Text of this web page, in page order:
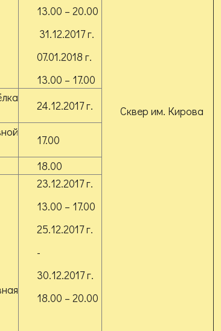
Сквер им. Кирова
13.00 – 20.00
31.12.2017 г.
07.01.2018 г.
13.00 – 17.00
24.12.2017 г.
17.00
18.00
23.12.2017 г.
13.00 – 17.00
25.12.2017 г.
-
30.12.2017 г.
18.00 – 20.00